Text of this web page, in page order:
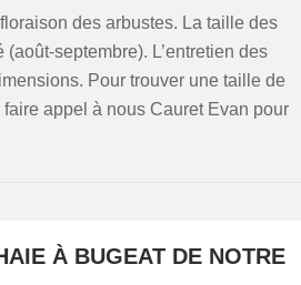
des arbustes. La taille des
septembre). L’entretien des
Pour trouver une taille de
appel à nous Cauret Evan pour
À BUGEAT DE NOTRE